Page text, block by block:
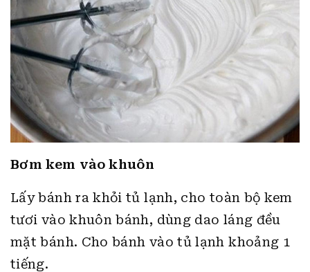
Bơm kem vào khuôn
Lấy bánh ra khỏi tủ lạnh, cho toàn bộ kem
tươi vào khuôn bánh, dùng dao láng đều
mặt bánh. Cho bánh vào tủ lạnh khoảng 1
tiếng.